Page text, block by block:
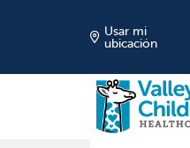
Usar mi
ubicación